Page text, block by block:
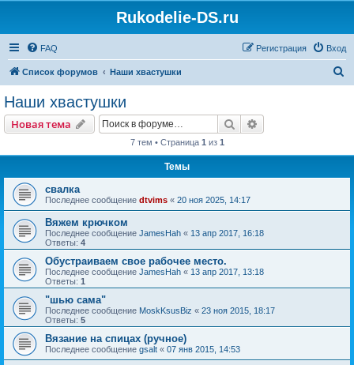
Rukodelie-DS.ru
FAQ Вход
Регистрация
Список форумов Наши хвастушки
Наши хвастушки
Новая тема Поиск
7 тем • Страница 1 из 1
Темы
свалка
Последнее сообщение dtvims « 20 ноя 2025, 14:17
Вяжем крючком
Последнее сообщение JamesHah « 13 апр 2017, 16:18
Ответы: 4
Обустраиваем свое рабочее место.
Последнее сообщение JamesHah « 13 апр 2017, 13:18
Ответы: 1
"шью сама"
Последнее сообщение MoskKsusBiz « 23 ноя 2015, 18:17
Ответы: 5
Вязание на спицах (ручное)
Последнее сообщение gsalt « 07 янв 2015, 14:53